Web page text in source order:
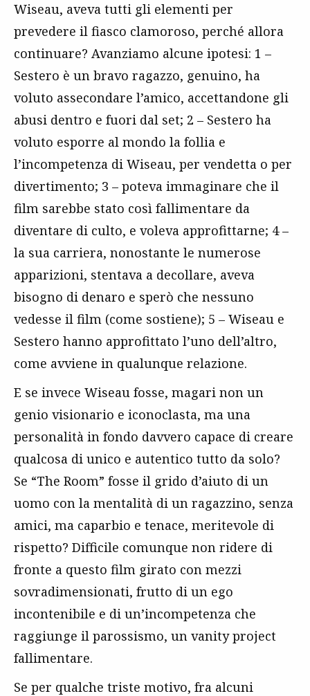
Wiseau, aveva tutti gli elementi per
prevedere il fiasco clamoroso, perché allora
continuare? Avanziamo alcune ipotesi: 1 –
Sestero è un bravo ragazzo, genuino, ha
voluto assecondare l’amico, accettandone gli
abusi dentro e fuori dal set; 2 – Sestero ha
voluto esporre al mondo la follia e
l’incompetenza di Wiseau, per vendetta o per
divertimento; 3 – poteva immaginare che il
film sarebbe stato così fallimentare da
diventare di culto, e voleva approfittarne; 4 –
la sua carriera, nonostante le numerose
apparizioni, stentava a decollare, aveva
bisogno di denaro e sperò che nessuno
vedesse il film (come sostiene); 5 – Wiseau e
Sestero hanno approfittato l’uno dell’altro,
come avviene in qualunque relazione.
E se invece Wiseau fosse, magari non un
genio visionario e iconoclasta, ma una
personalità in fondo davvero capace di creare
qualcosa di unico e autentico tutto da solo?
Se “The Room” fosse il grido d’aiuto di un
uomo con la mentalità di un ragazzino, senza
amici, ma caparbio e tenace, meritevole di
rispetto? Difficile comunque non ridere di
fronte a questo film girato con mezzi
sovradimensionati, frutto di un ego
incontenibile e di un’incompetenza che
raggiunge il parossismo, un vanity project
fallimentare.
Se per qualche triste motivo, fra alcuni